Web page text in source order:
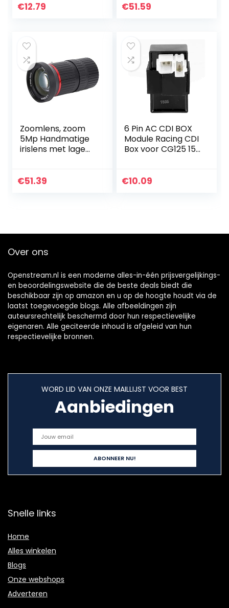
en reflecteren van
€12.79
camera’s 3MP HD-
€51.59
Zoomlens, zoom
5Mp Handmatige
irislens met lage
beveiligingscamer
€51.39
6 Pin AC CDI BOX
Module Racing CDI
Box voor CG125 150
Bromfiets
€10.09
Over ons
Openstream.nl is een moderne alles-in-één prijsvergelijkings-
en beoordelingswebsite die de beste deals biedt die
beschikbaar zijn op amazon en u op de hoogte houdt via de
laatst toegevoegde blogs. Alle afbeeldingen zijn
auteursrechtelijk beschermd door hun respectievelijke
eigenaren. Alle geciteerde inhoud is afgeleid van hun
respectievelijke bronnen.
WORD LID VAN ONZE MAILLIJST VOOR BEST
Aanbiedingen
Snelle links
Home
Alles winkelen
Blogs
Onze webshops
Adverteren